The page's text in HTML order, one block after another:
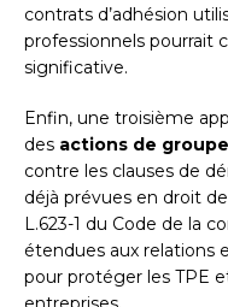
contrats d’adhésion
professionnels pourrait
significative.
Enfin, une troisième
des actions de groupe
contre les clauses de
déjà prévues en droit
L.623-1 du Code de la
étendues aux relations
pour protéger les TPE